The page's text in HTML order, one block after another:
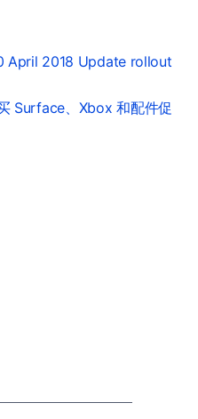
April 2018 Update rollout
Surface、Xbox 和配件促